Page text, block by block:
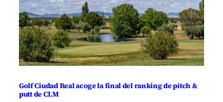
Golf Ciudad Real acoge la final del ranking de pitch &
putt de CLM